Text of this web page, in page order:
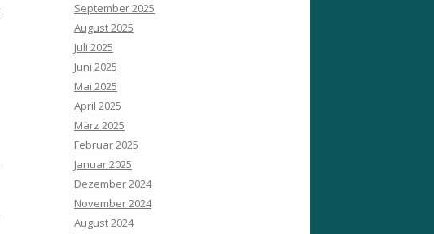
September 2025
August 2025
Juli 2025
Juni 2025
Mai 2025
April 2025
März 2025
Februar 2025
Januar 2025
Dezember 2024
November 2024
August 2024